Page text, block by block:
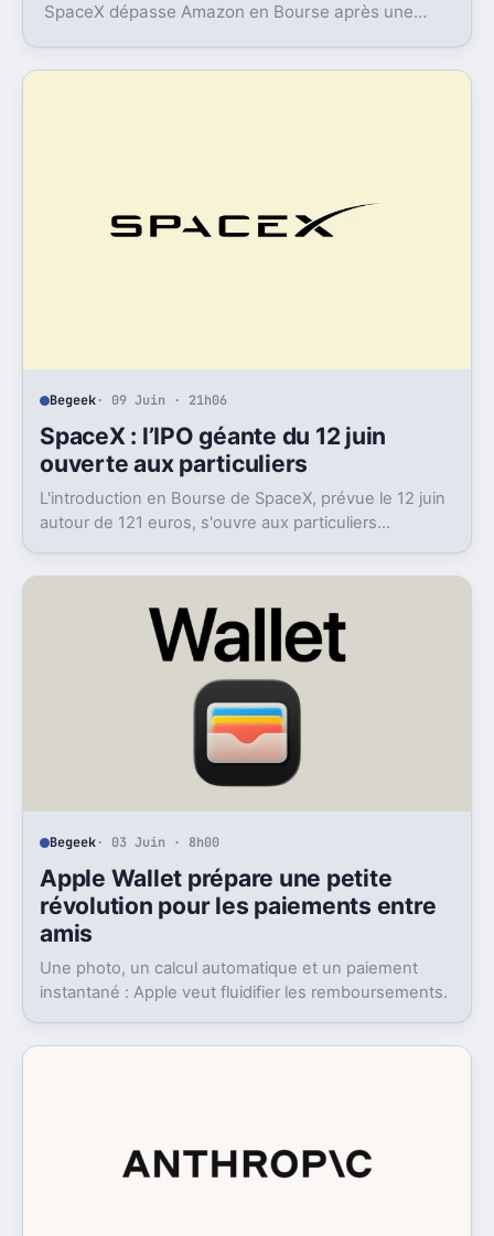
SpaceX dépasse Amazon en Bourse après une
Begeek· 09 Juin · 21h06
SpaceX : l’IPO géante du 12 juin
ouverte aux particuliers
L'introduction en Bourse de SpaceX, prévue le 12 juin
autour de 121 euros, s'ouvre aux particuliers
Begeek· 03 Juin · 8h00
Apple Wallet prépare une petite
révolution pour les paiements entre
amis
Une photo, un calcul automatique et un paiement
instantané : Apple veut fluidifier les remboursements.